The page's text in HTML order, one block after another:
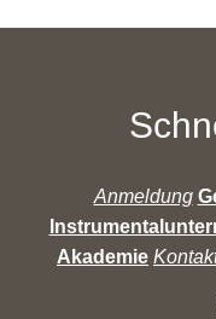
Anmeldung
Akademie